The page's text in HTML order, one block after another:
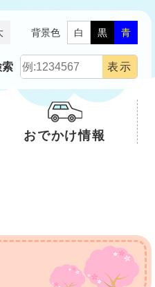
背景色 白 黒 青
索
おでかけ情報